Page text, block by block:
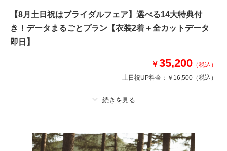
【8月土日祝はブライダルフェア】選べる14大特典付
き！データまるごとプラン【衣装2着＋全カットデータ
即日】
￥35,200 （税込）
土日祝UP料金： ￥16,500 （税込）
撮影料 新婦衣装2着 新郎衣装2着